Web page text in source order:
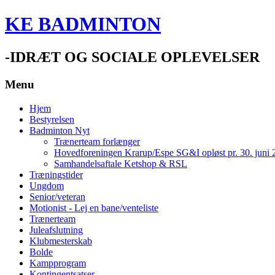
KE BADMINTON
-IDRÆT OG SOCIALE OPLEVELSER
Menu
Hjem
Bestyrelsen
Badminton Nyt
Trænerteam forlænger
Hovedforeningen Krarup/Espe SG&I opløst pr. 30. juni
Samhandelsaftale Ketshop & RSL
Træningstider
Ungdom
Senior/veteran
Motionist - Lej en bane/venteliste
Trænerteam
Juleafslutning
Klubmesterskab
Bolde
Kampprogram